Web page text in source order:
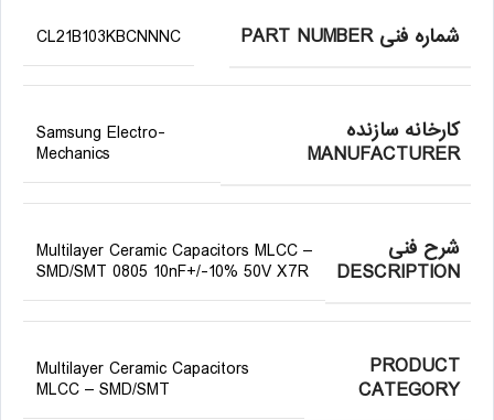
شماره فنی PART NUMBER CL21B103KBCNNNC
کارخانه سازنده
MANUFACTURER
Samsung Electro-
Mechanics
شرح فنی
DESCRIPTION
Multilayer Ceramic Capacitors MLCC –
SMD/SMT 0805 10nF+/-10% 50V X7R
PRODUCT
CATEGORY
Multilayer Ceramic Capacitors
MLCC – SMD/SMT